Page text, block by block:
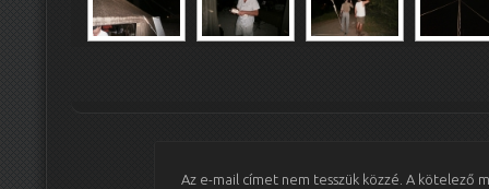
Az e-mail címet nem tesszük közzé. A kötelező